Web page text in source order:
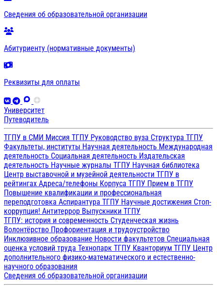
Сведения об образовательной организации
Абитуриенту (нормативные документы)
Реквизиты для оплаты
Университет
Путеводитель
ТГПУ в СМИ Миссия ТГПУ Руководство вуза Структура ТГПУ
Факультеты, институты Научная деятельность Международная
деятельность Социальная деятельность Издательская
деятельность Научные журналы ТГПУ Научная библиотека
Центр выставочной и музейной деятельности ТГПУ в
рейтингах Адреса/телефоны Корпуса ТГПУ Прием в ТГПУ
Повышение квалификации и профессиональная
переподготовка Аспирантура ТГПУ Научные достижения Стоп-
коррупция! Антитеррор Выпускники ТГПУ
ТГПУ: история и современность Студенческая жизнь
Волонтёрство Профориентация и трудоустройство
Инклюзивное образование Новости факультетов Специальная
оценка условий труда Технопарк ТГПУ Кванториум ТГПУ Центр
дополнительного физико-математического и естественно-
научного образования
Сведения об образовательной организации